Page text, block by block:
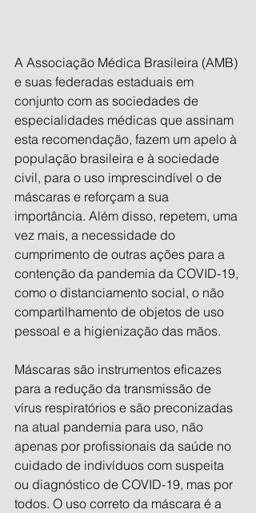
A Associação Médica Brasileira (AMB)
e suas federadas estaduais em
conjunto com as sociedades de
especialidades médicas que assinam
esta recomendação, fazem um apelo à
população brasileira e à sociedade
civil, para o uso imprescindível o de
máscaras e reforçam a sua
importância. Além disso, repetem, uma
vez mais, a necessidade do
cumprimento de outras ações para a
contenção da pandemia da COVID-19,
como o distanciamento social, o não
compartilhamento de objetos de uso
pessoal e a higienização das mãos.
Máscaras são instrumentos eficazes
para a redução da transmissão de
vírus respiratórios e são preconizadas
na atual pandemia para uso, não
apenas por profissionais da saúde no
cuidado de indivíduos com suspeita
ou diagnóstico de COVID-19, mas por
todos. O uso correto da máscara é a